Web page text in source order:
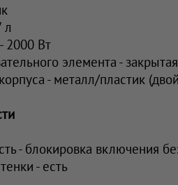
л
2000 Вт
элемента -
- металл/пластик
- блокировка включения
- есть